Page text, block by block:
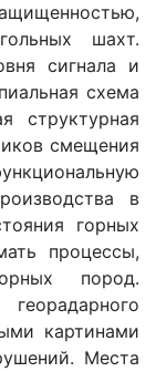
шахт.
сигнала и
схема
структурная
смещения
в
горных
процессы,
пород.
картинами
Места